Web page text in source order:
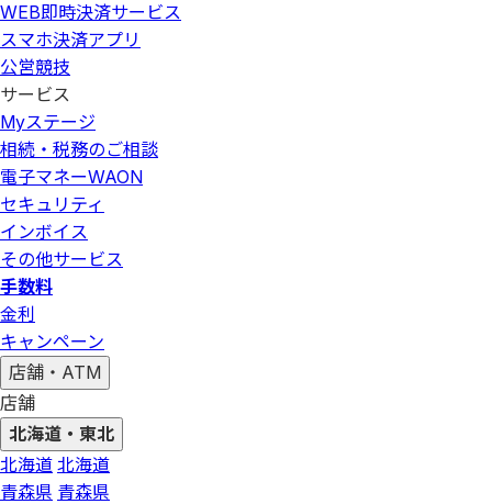
WEB即時決済サービス
スマホ決済アプリ
公営競技
サービス
Myステージ
相続・税務のご相談
電子マネーWAON
セキュリティ
インボイス
その他サービス
手数料
金利
キャンペーン
店舗・ATM
店舗
北海道・東北
北海道 北海道
青森県 青森県